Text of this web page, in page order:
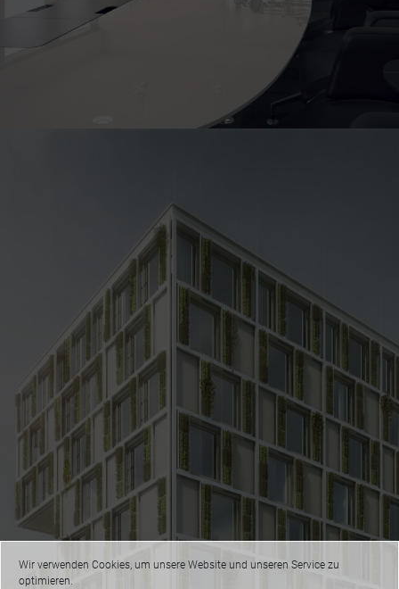
Wir verwenden Cookies, um unsere Website und unseren Service zu
optimieren.